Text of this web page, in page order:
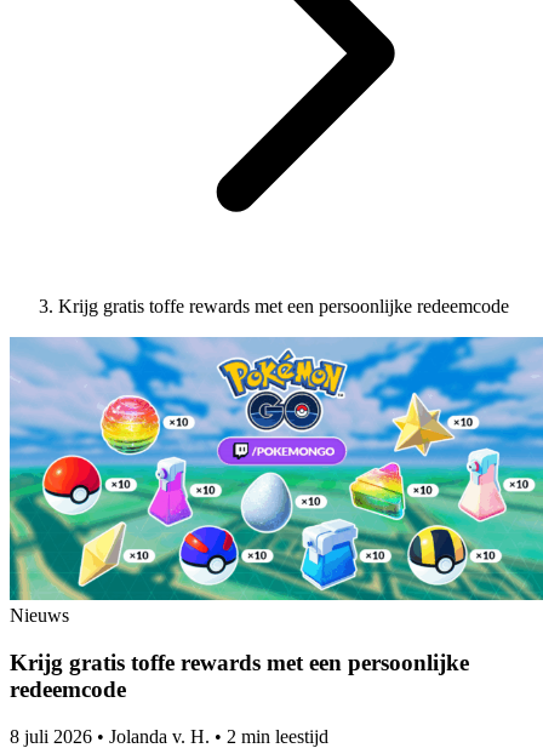
Krijg gratis toffe rewards met een persoonlijke redeemcode
Nieuws
Krijg gratis toffe rewards met een persoonlijke
redeemcode
8 juli 2026 • Jolanda v. H. • 2 min leestijd